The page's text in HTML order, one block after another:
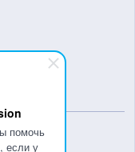
помочь
если у